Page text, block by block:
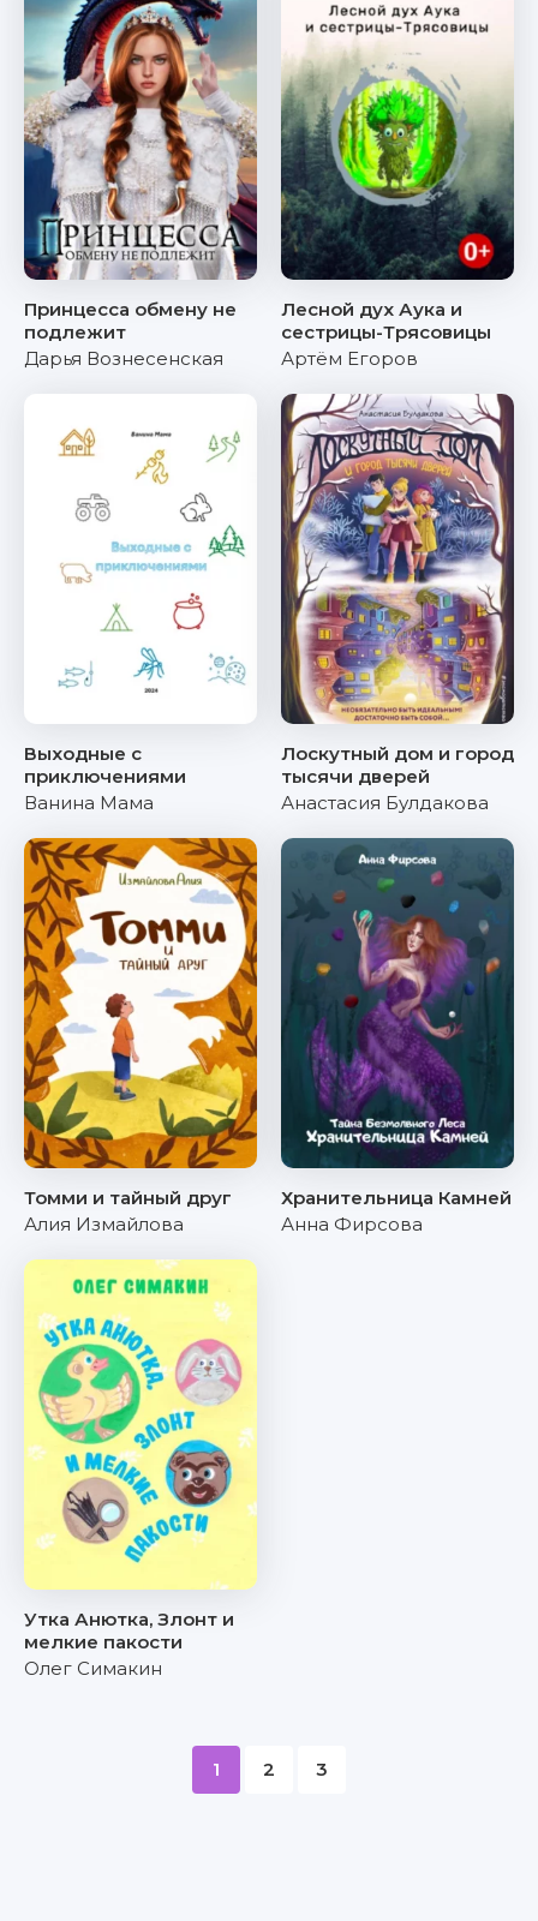
Принцесса обмену не
подлежит
Дарья Вознесенская
Лесной дух Аука и
сестрицы-Трясовицы
Артём Егоров
Выходные с
приключениями
Ванина Мама
Лоскутный дом и город
тысячи дверей
Анастасия Булдакова
Томми и тайный друг
Алия Измайлова
Хранительница Камней
Анна Фирсова
Утка Анютка, Злонт и
мелкие пакости
Олег Симакин
1 2 3